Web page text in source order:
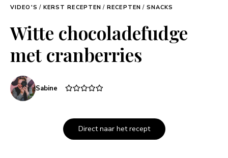
VIDEO'S / KERST RECEPTEN / RECEPTEN / SNACKS
Witte chocoladefudge
met cranberries
Sabine
Direct naar het recept